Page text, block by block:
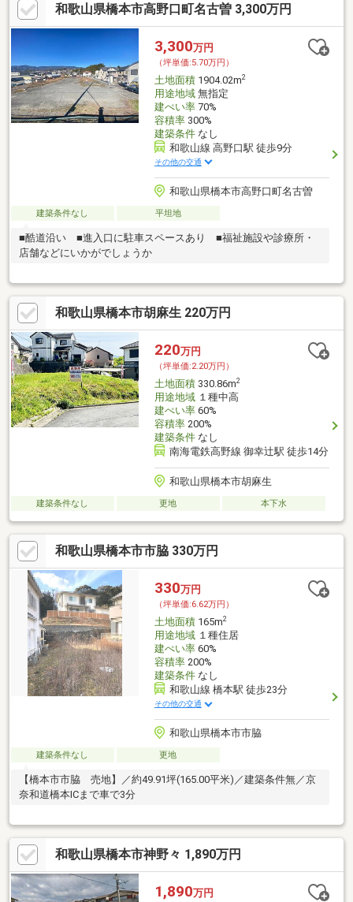
和歌山県橋本市高野口町名古曽 3,300万円
3,300万円
（坪単価:5.70万円）
土地面積1904.02m2
用途地域無指定
建ぺい率70%
容積率300%
建築条件なし
和歌山線 高野口駅 徒歩9分
その他の交通
和歌山県橋本市高野口町名古曽
建築条件なし 平坦地
■酷道沿い ■進入口に駐車スペースあり ■福祉施設や診療所・
店舗などにいかがでしょうか
和歌山県橋本市胡麻生 220万円
220万円
（坪単価:2.20万円）
土地面積330.86m2
用途地域１種中高
建ぺい率60%
容積率200%
建築条件なし
南海電鉄高野線 御幸辻駅 徒歩14分
和歌山県橋本市胡麻生
建築条件なし 更地 本下水
和歌山県橋本市市脇 330万円
330万円
（坪単価:6.62万円）
土地面積165m2
用途地域１種住居
建ぺい率60%
容積率200%
建築条件なし
和歌山線 橋本駅 徒歩23分
その他の交通
和歌山県橋本市市脇
建築条件なし 更地
【橋本市市脇 売地】／約49.91坪(165.00平米)／建築条件無／京
奈和道橋本ICまで車で3分
和歌山県橋本市神野々 1,890万円
1,890万円